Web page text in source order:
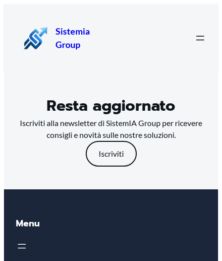
Sistemia
Group
Resta aggiornato
Iscriviti alla newsletter di SistemIA Group per ricevere
consigli e novità sulle nostre soluzioni.
Iscriviti
Menu